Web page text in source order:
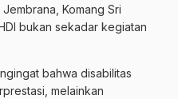
Komang Sri
bukan sekadar kegiatan
bahwa disabilitas
melainkan